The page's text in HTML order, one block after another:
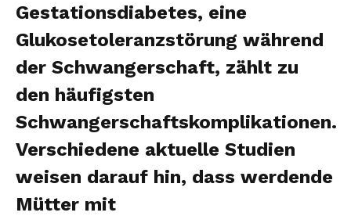
Gestationsdiabetes, eine
Glukosetoleranzstörung während
der Schwangerschaft, zählt zu
den häufigsten
Schwangerschaftskomplikationen.
Verschiedene aktuelle Studien
weisen darauf hin, dass werdende
Mütter mit